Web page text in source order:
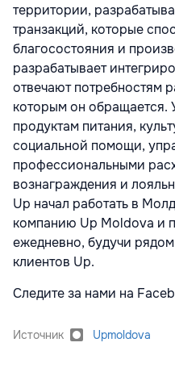
территории,
транзакций, которые
благосостояния и
разрабатывает
отвечают потребностям
которым он обращается.
продуктам питания,
социальной помощи,
профессиональными
вознаграждения и
Up начал работать в
компанию Up Moldova и
ежедневно, будучи
клиентов Up.
Следите за нами на
Источник Upmoldova